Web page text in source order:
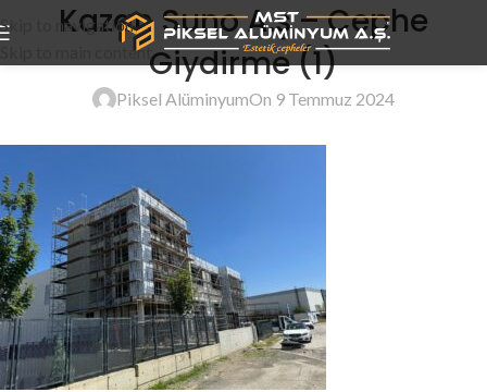
Skip to navigation
Skip to main content
Kazan Suno A.ş – Cephe
Giydirme (1)
Piksel AlüminyumOn 9 Temmuz 2024